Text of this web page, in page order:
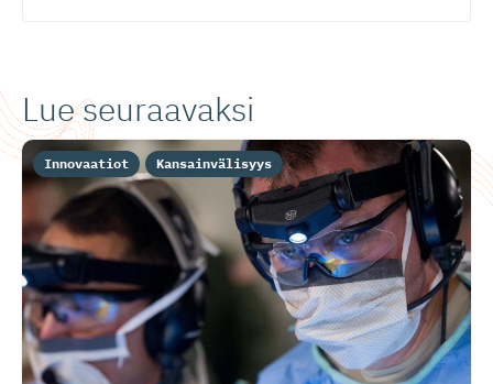
Lue seuraavaksi
Innovaatiot Kansainvälisyys